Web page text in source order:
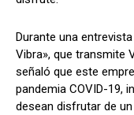
Durante una
Vibra», que transmite
señaló que este
pandemia COVID-19,
desean disfrutar de